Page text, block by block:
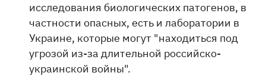
исследования биологических патогенов, в
частности опасных, есть и лаборатории в
Украине, которые могут "находиться под
угрозой из-за длительной российско-
украинской войны".